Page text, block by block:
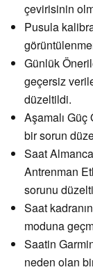
çevirisinin
Pusula
Günlük
geçersiz
düzeltildi.
Aşamalı
bir sorun
Saat Almanca
Antrenman
sorunu
Saat
moduna
Saatin
neden olan